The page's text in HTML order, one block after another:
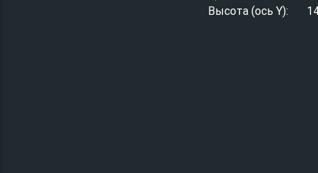
Высота (ось Y):